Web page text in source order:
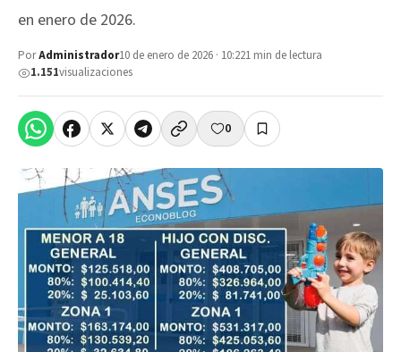
en enero de 2026.
PorAdministrador10 de enero de 2026 · 10:221 min de lectura
1.151visualizaciones
0